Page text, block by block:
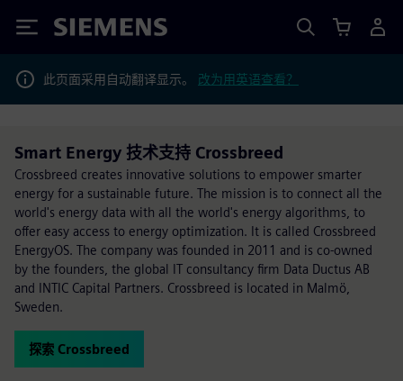
Siemens
此页面采用自动翻译显示。 改为用英语查看？
Smart Energy 技术支持 Crossbreed
Crossbreed creates innovative solutions to empower smarter
energy for a sustainable future. The mission is to connect all the
world's energy data with all the world's energy algorithms, to
offer easy access to energy optimization. It is called Crossbreed
EnergyOS. The company was founded in 2011 and is co-owned
by the founders, the global IT consultancy firm Data Ductus AB
and INTIC Capital Partners. Crossbreed is located in Malmö,
Sweden.
探索 Crossbreed